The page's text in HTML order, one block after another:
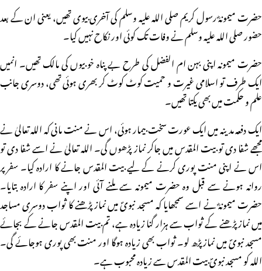
حضرت میمونہؓ رسول کریم صلی اللہ علیہ وسلم کی آخری بیوی تھیں، یعنی ان کے بعد
حضور صلی اللہ علیہ وسلم نے وفات تک کوئی اور نکاح نہیں کیا۔
حضرت میمونہ اپنی بہن ام الفضل کی طرح بے پناہ خوبیوں کی مالک تھیں۔ انمیں
ایک طرف تو اسلامی غیرت و حمیت کوٹ کوٹ کر بھری ہوئی تھی، دوسری جانب
علم و حکمت میں بھی یکتا تھیں۔
ایک دفعہ مدینہ میں ایک عورت سخت بیمار ہوئی، اس نے منت مانی کہ اللہ تعالیٰ نے
مجھے شفا دی تو بیت المقدس میں جاکر نماز پڑھوں گی۔ اللہ تعالیٰ نے اسے شفا دی تو
اس نے اپنی منت پوری کرنے کے لیے بیت المقدس جانے کا ارادہ کیا۔ سفر پر
روانہ ہونے سے قبل وہ حضرت میمونہ سے ملنے آئی اور اپنے سفر کا ارادہ بتایا۔
حضرت میمونہؓ نے اسے سمجھایا کہ مسجد نبویؐ میں نماز پڑھنے کا ثواب دوسری مساجد
میں نماز پڑھنے کے ثواب سے ہزار گنا زیادہ ہے، تم بیت المقدس جانے کے بجائے
مسجد نبویؐ میں نماز پڑھ لو۔ ثواب بھی زیادہ ہوگا اور منت بھی پوری ہوجائے گی۔
اللہ کو مسجد نبویؐ بیت المقدس سے زیادہ محبوب ہے۔